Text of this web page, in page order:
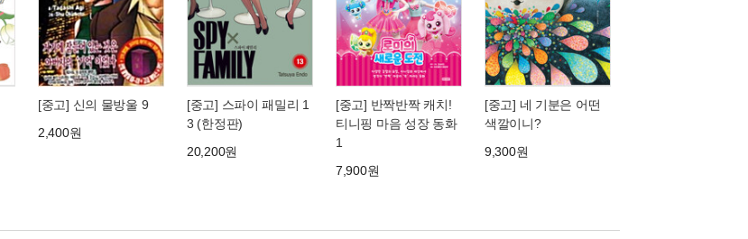
[중고] 신의 물방울 9
2,400원
[중고] 스파이 패밀리 1
3 (한정판)
20,200원
[중고] 반짝반짝 캐치!
티니핑 마음 성장 동화
1
7,900원
[중고] 네 기분은 어떤
색깔이니?
9,300원